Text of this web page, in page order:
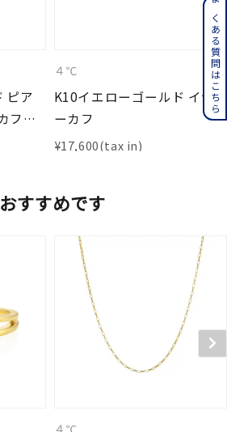
ピア
フセ
４℃
K10イエローゴールド イヤ
ーカフ
¥17,600
すすめです
よくある質問はこちら